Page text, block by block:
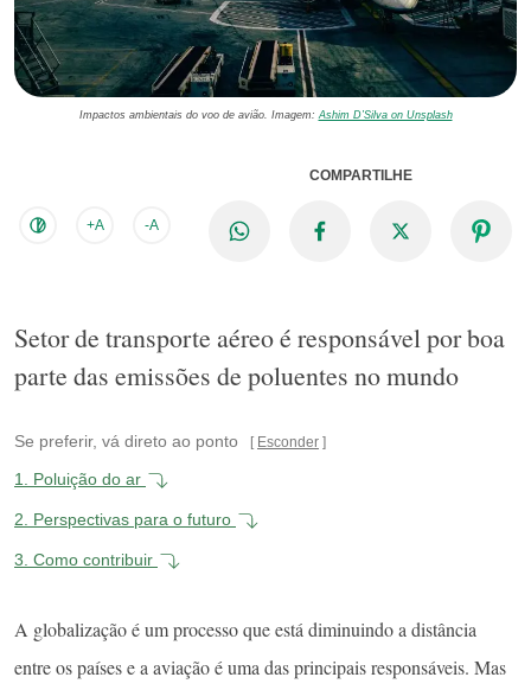
Impactos ambientais do voo de avião. Imagem:Ashim D’Silva on Unsplash
+A -A
COMPARTILHE
Setor de transporte aéreo é responsável por boa
parte das emissões de poluentes no mundo
Se preferir, vá direto ao ponto Esconder
1. Poluição do ar
2. Perspectivas para o futuro
3. Como contribuir
A globalização é um processo que está diminuindo a distância
entre os países e a aviação é uma das principais responsáveis. Mas